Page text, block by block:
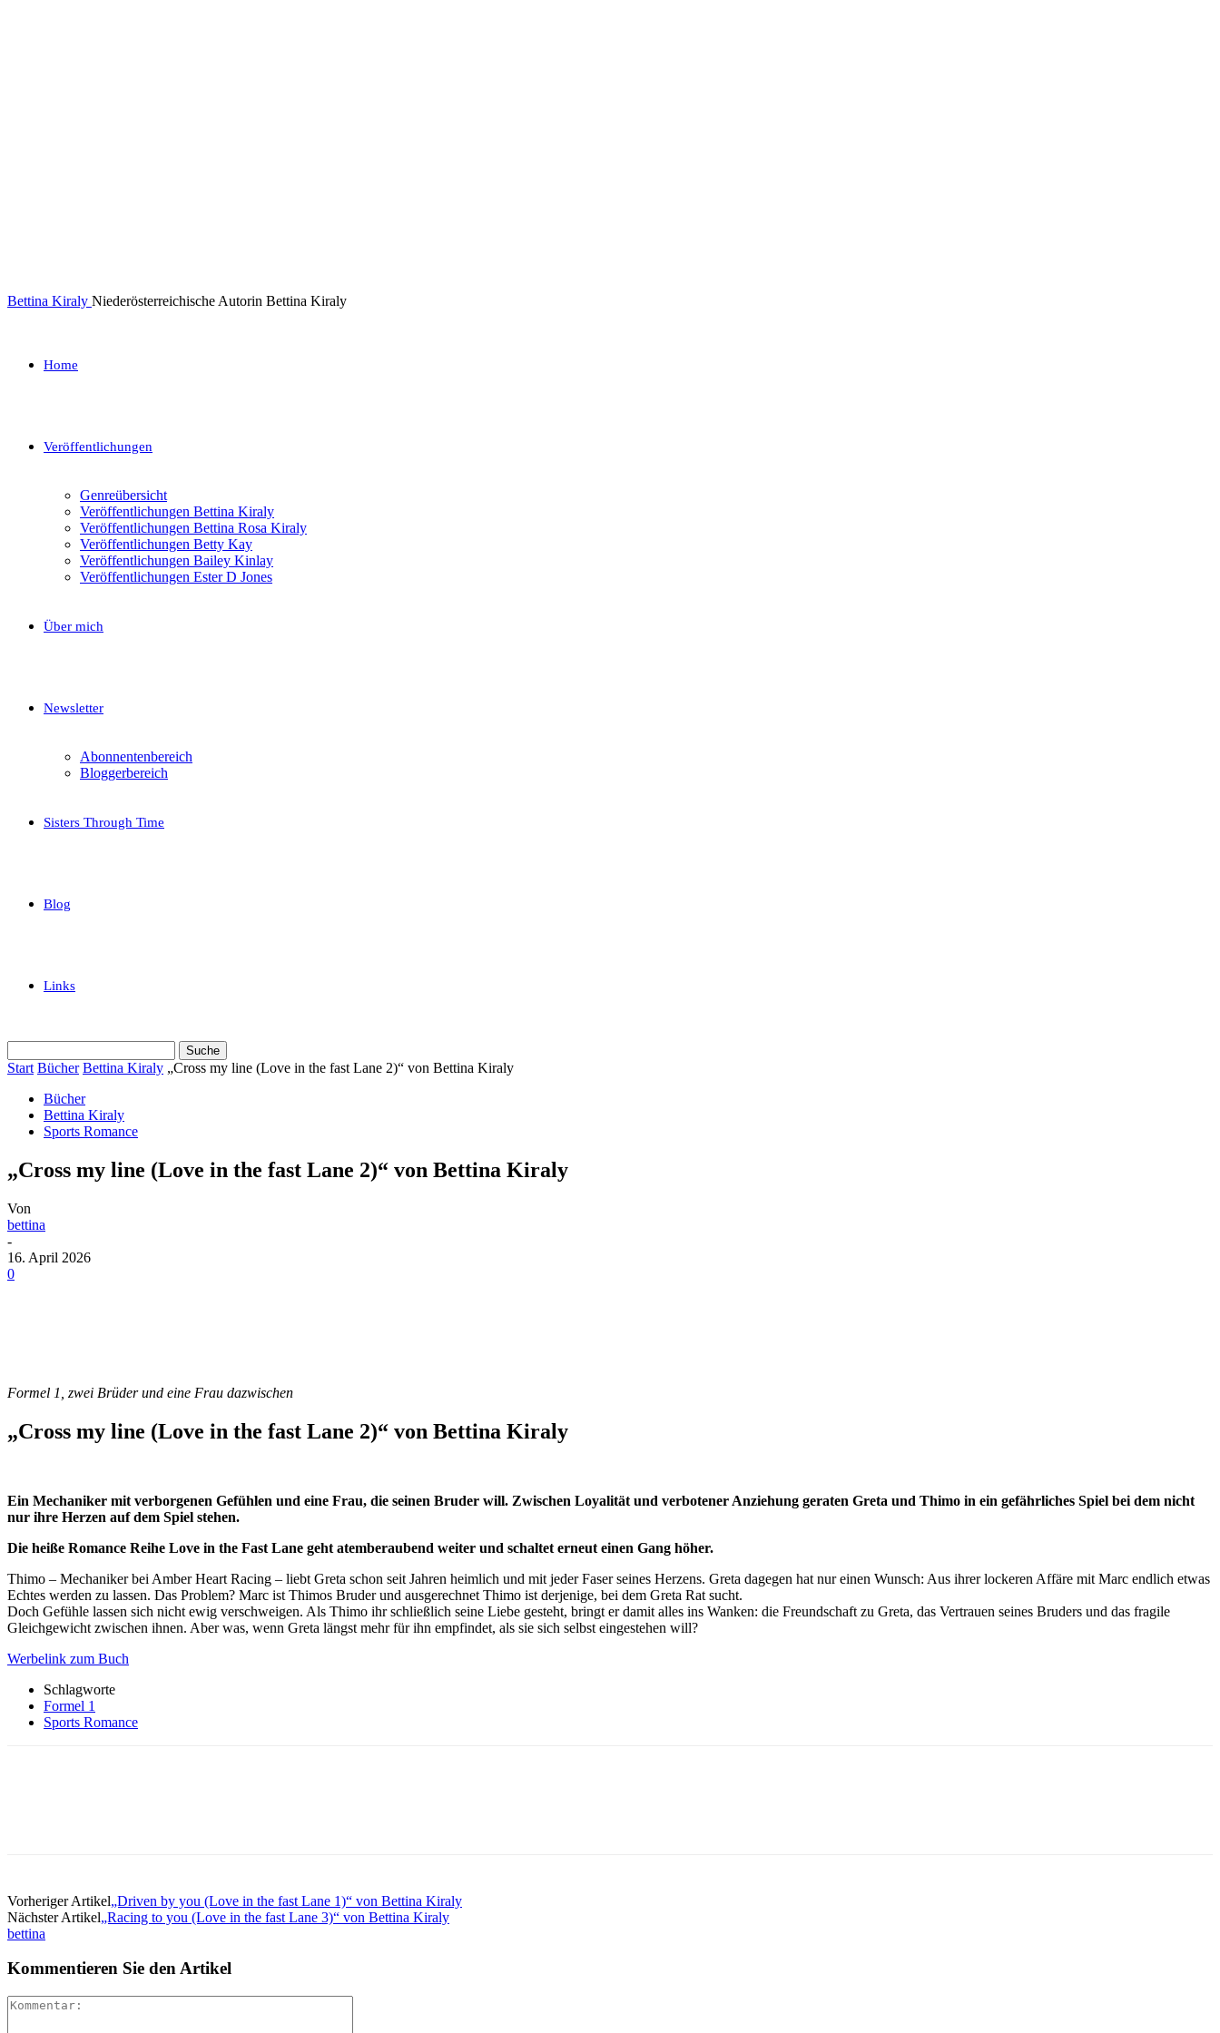
Bettina Kiraly Niederösterreichische Autorin Bettina Kiraly
Home
Veröffentlichungen
Genreübersicht
Veröffentlichungen Bettina Kiraly
Veröffentlichungen Bettina Rosa Kiraly
Veröffentlichungen Betty Kay
Veröffentlichungen Bailey Kinlay
Veröffentlichungen Ester D Jones
Über mich
Newsletter
Abonnentenbereich
Bloggerbereich
Sisters Through Time
Blog
Links
Start Bücher Bettina Kiraly „Cross my line (Love in the fast Lane 2)“ von Bettina Kiraly
Bücher
Bettina Kiraly
Sports Romance
„Cross my line (Love in the fast Lane 2)“ von Bettina Kiraly
Von
bettina
-
16. April 2026
0
Formel 1, zwei Brüder und eine Frau dazwischen
„Cross my line (Love in the fast Lane 2)“ von Bettina Kiraly
Ein Mechaniker mit verborgenen Gefühlen und eine Frau, die seinen Bruder will. Zwischen Loyalität und verbotener Anziehung geraten Greta und Thimo in ein gefährliches Spiel bei dem nicht
nur ihre Herzen auf dem Spiel stehen.
Die heiße Romance Reihe Love in the Fast Lane geht atemberaubend weiter und schaltet erneut einen Gang höher.
Thimo – Mechaniker bei Amber Heart Racing – liebt Greta schon seit Jahren heimlich und mit jeder Faser seines Herzens. Greta dagegen hat nur einen Wunsch: Aus ihrer lockeren Affäre mit Marc endlich etwas
Echtes werden zu lassen. Das Problem? Marc ist Thimos Bruder und ausgerechnet Thimo ist derjenige, bei dem Greta Rat sucht.
Doch Gefühle lassen sich nicht ewig verschweigen. Als Thimo ihr schließlich seine Liebe gesteht, bringt er damit alles ins Wanken: die Freundschaft zu Greta, das Vertrauen seines Bruders und das fragile
Gleichgewicht zwischen ihnen. Aber was, wenn Greta längst mehr für ihn empfindet, als sie sich selbst eingestehen will?
Werbelink zum Buch
Schlagworte
Formel 1
Sports Romance
Vorheriger Artikel„Driven by you (Love in the fast Lane 1)“ von Bettina Kiraly
Nächster Artikel„Racing to you (Love in the fast Lane 3)“ von Bettina Kiraly
bettina
Kommentieren Sie den Artikel